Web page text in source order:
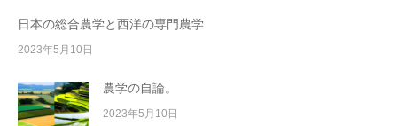
日本の総合農学と西洋の専門農学
2023年5月10日
農学の自論。
2023年5月10日